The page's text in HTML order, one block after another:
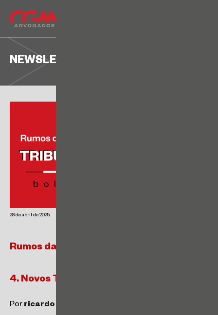
NEWSLETTER
28 de abril de 2025
Rumos da Reforma Tributária
4. Novos Tributos, Novos Conceitos (II)
Porricardo valim